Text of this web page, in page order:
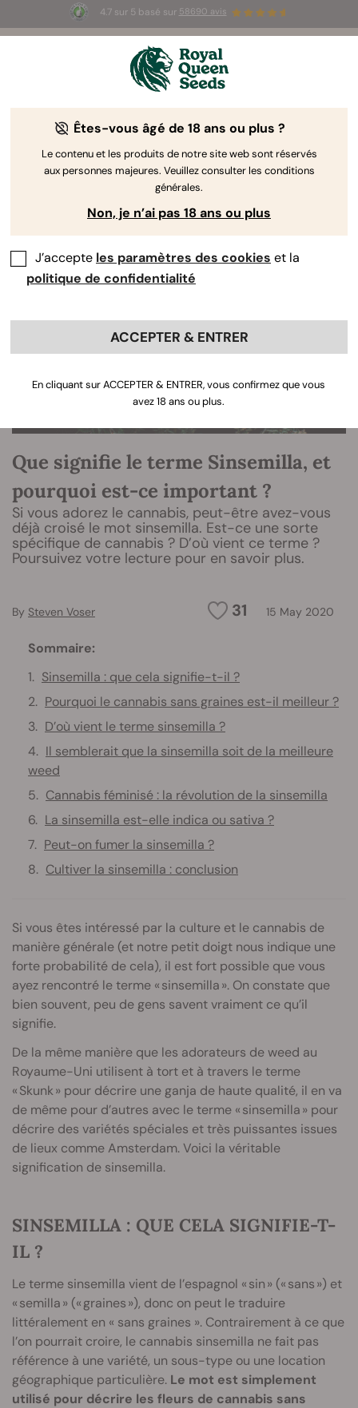
4.7 sur 5 basé sur 58690 avis
3 graines White Widow AutoGRATUITES pour les
The RQS Blog
Articles Cannabis Lifestyle
Que signifie le terme Sinsemilla, et
pourquoi est-ce important ?
Si vous adorez le cannabis, peut-être avez-vous
déjà croisé le mot sinsemilla. Est-ce une sorte
spécifique de cannabis ? D’où vient ce terme ?
Poursuivez votre lecture pour en savoir plus.
31 15 May 2020
By Steven Voser
Sommaire:
Sinsemilla : que cela signifie-t-il ?
Pourquoi le cannabis sans graines est-il meilleur ?
D’où vient le terme sinsemilla ?
Il semblerait que la sinsemilla soit de la meilleure
weed
Cannabis féminisé : la révolution de la sinsemilla
La sinsemilla est-elle indica ou sativa ?
Peut-on fumer la sinsemilla ?
Cultiver la sinsemilla : conclusion
Si vous êtes intéressé par la culture et le cannabis de
manière générale (et notre petit doigt nous indique une
forte probabilité de cela), il est fort possible que vous
ayez rencontré le terme « sinsemilla ». On constate que
bien souvent, peu de gens savent vraiment ce qu’il
signifie.
De la même manière que les adorateurs de weed au
Royaume-Uni utilisent à tort et à travers le terme
« Skunk » pour décrire une ganja de haute qualité, il en va
de même pour d’autres avec le terme « sinsemilla » pour
décrire des variétés spéciales et très puissantes issues
de lieux comme Amsterdam. Voici la véritable
signification de sinsemilla.
SINSEMILLA : QUE CELA SIGNIFIE-T-
IL ?
Le terme sinsemilla vient de l’espagnol « sin » (« sans ») et
« semilla » (« graines »), donc on peut le traduire
littéralement en « sans graines ». Contrairement à ce que
l’on pourrait croire, le cannabis sinsemilla ne fait pas
référence à une variété, un sous-type ou une location
géographique particulière. Le mot est simplement
utilisé pour décrire les fleurs de cannabis sans
Êtes-vous âgé de 18 ans ou plus ?
Le contenu et les produits de notre site web sont réservés
aux personnes majeures. Veuillez consulter les conditions
générales.
Non, je n’ai pas 18 ans ou plus
J’accepte les paramètres des cookies et la
politique de confidentialité
ACCEPTER & ENTRER
En cliquant sur ACCEPTER & ENTRER, vous confirmez que vous
avez 18 ans ou plus.